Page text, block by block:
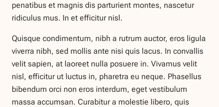
penatibus et magnis dis parturient montes, nascetur
ridiculus mus. In et efficitur nisl.
Quisque condimentum, nibh a rutrum auctor, eros ligula
viverra nibh, sed mollis ante nisi quis lacus. In convallis
velit sapien, at laoreet nulla posuere in. Vivamus velit
nisl, efficitur ut luctus in, pharetra eu neque. Phasellus
bibendum orci non eros interdum, eget vestibulum
massa accumsan. Curabitur a molestie libero, quis